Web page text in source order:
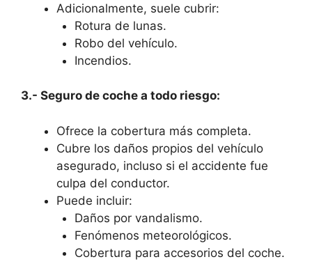
Adicionalmente, suele cubrir:
Rotura de lunas.
Robo del vehículo.
Incendios.
3.- Seguro de coche a todo riesgo:
Ofrece la cobertura más completa.
Cubre los daños propios del vehículo
asegurado, incluso si el accidente fue
culpa del conductor.
Puede incluir:
Daños por vandalismo.
Fenómenos meteorológicos.
Cobertura para accesorios del coche.